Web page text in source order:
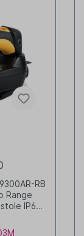
RB
Range
IP65